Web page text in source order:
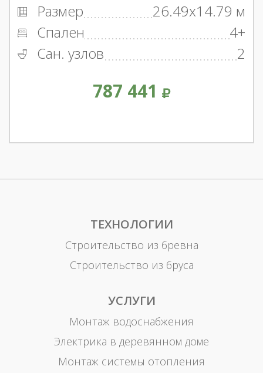
Размер
26.49x14.79 м
Спален
4+
Сан. узлов
2
787 441
ТЕХНОЛОГИИ
Строительство из бревна
Строительство из бруса
УСЛУГИ
Монтаж водоснабжения
Электрика в деревянном доме
Монтаж системы отопления